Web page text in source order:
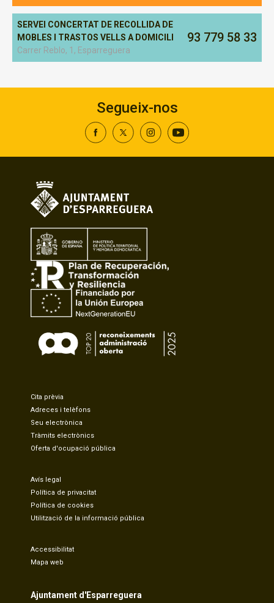
SERVEI CONCERTAT DE RECOLLIDA DE
MOBLES I TRASTOS VELLS A DOMICILI
Carrer Reblo, 1, Esparreguera
93 779 58 33
Segueix-nos
Cita prèvia
Adreces i telèfons
Seu electrònica
Tràmits electrònics
Oferta d'ocupació pública
Avís legal
Política de privacitat
Política de cookies
Utilització de la informació pública
Accessibilitat
Mapa web
Ajuntament d'Esparreguera